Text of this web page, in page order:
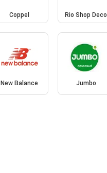
Coppel Rio Shop Deco
New Balance Jumbo